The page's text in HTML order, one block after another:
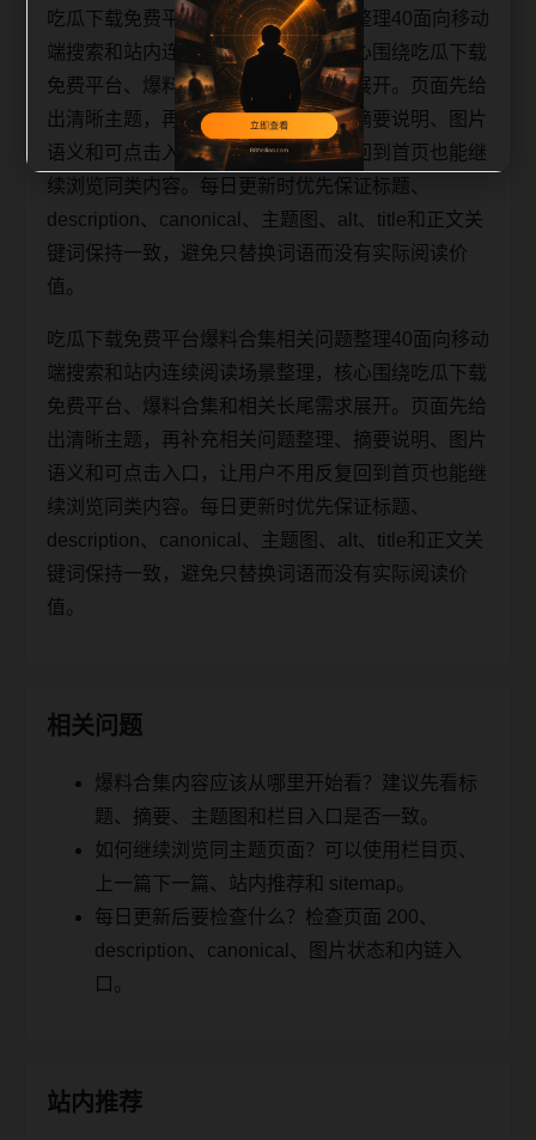
吃瓜下载免费平台爆料合集相关问题整理40面向移动
端搜索和站内连续阅读场景整理，核心围绕吃瓜下载
免费平台、爆料合集和相关长尾需求展开。页面先给
出清晰主题，再补充相关问题整理、摘要说明、图片
语义和可点击入口，让用户不用反复回到首页也能继
续浏览同类内容。每日更新时优先保证标题、
description、canonical、主题图、alt、title和正文关
键词保持一致，避免只替换词语而没有实际阅读价
值。
吃瓜下载免费平台爆料合集相关问题整理40面向移动
端搜索和站内连续阅读场景整理，核心围绕吃瓜下载
免费平台、爆料合集和相关长尾需求展开。页面先给
出清晰主题，再补充相关问题整理、摘要说明、图片
语义和可点击入口，让用户不用反复回到首页也能继
续浏览同类内容。每日更新时优先保证标题、
description、canonical、主题图、alt、title和正文关
键词保持一致，避免只替换词语而没有实际阅读价
值。
相关问题
爆料合集内容应该从哪里开始看？建议先看标
题、摘要、主题图和栏目入口是否一致。
如何继续浏览同主题页面？可以使用栏目页、
上一篇下一篇、站内推荐和 sitemap。
每日更新后要检查什么？检查页面 200、
description、canonical、图片状态和内链入
口。
站内推荐